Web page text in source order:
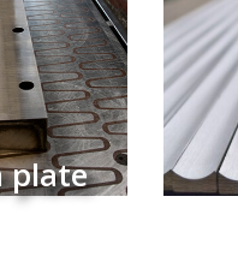
plate
pièces
mm.